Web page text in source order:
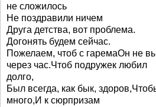
не сложилось
Не поздравили ничем
Друга детства, вот проблема.
Догонять будем сейчас.
Пожелаем, чтоб с гаремаОн не
через час.Чтоб подружек любил
долго,
Был всегда, как бык,
много,И к сюрпризам